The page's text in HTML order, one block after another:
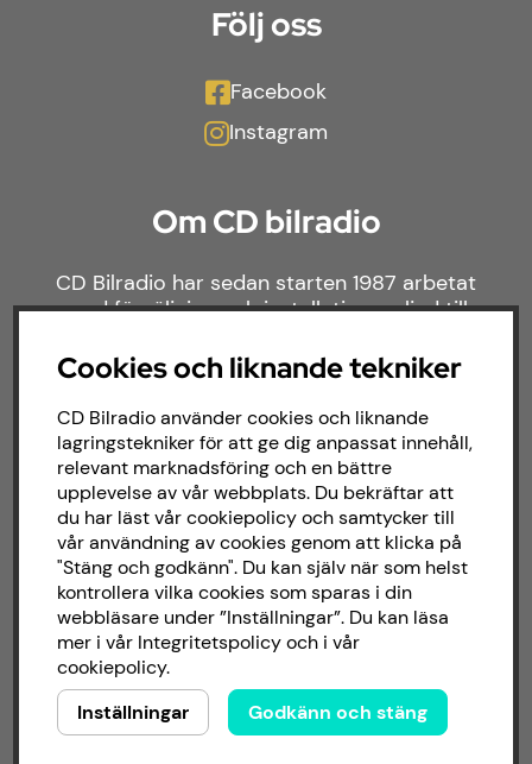
Följ oss
Facebook
Instagram
Om CD bilradio
CD Bilradio har sedan starten 1987 arbetat
med försäljning och installation av ljud till
brett sortiment av billjud till alla typer av
bilmärken och behov.
Cookies och liknande tekniker
CD Bilradio använder cookies och liknande
lagringstekniker för att ge dig anpassat innehåll,
relevant marknadsföring och en bättre
upplevelse av vår webbplats. Du bekräftar att
du har läst vår cookiepolicy och samtycker till
vår användning av cookies genom att klicka på
"Stäng och godkänn". Du kan själv när som helst
kontrollera vilka cookies som sparas i din
webbläsare under ”Inställningar”. Du kan läsa
mer i vår Integritetspolicyoch i vår
cookiepolicy.
Inställningar
Godkänn och stäng